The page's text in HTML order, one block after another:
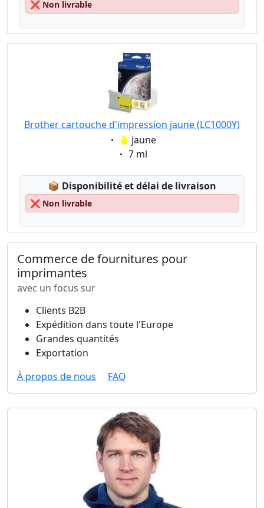
❌ Non livrable
Brother cartouche d'impression jaune (LC1000Y)
Eigenschaft:
jaune
Eigenschaft:
7 ml
📦 Lagerstatus:
Disponibilité et délai de livraison
❌ Non livrable
Commerce de fournitures pour
imprimantes
avec un focus sur
Clients B2B
Expédition dans toute l'Europe
Grandes quantités
Exportation
À propos de nous
FAQ